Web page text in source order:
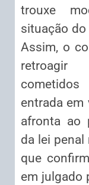
trouxe
situação
Assim, o
retroagir
entrada em
afronta ao
da lei penal
que
em julgado